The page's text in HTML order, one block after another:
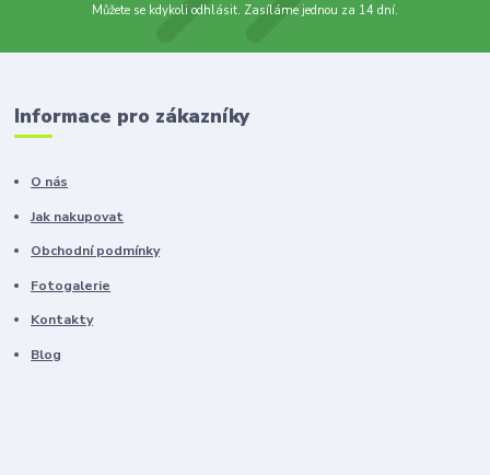
Můžete se kdykoli odhlásit. Zasíláme jednou za 14 dní.
Informace pro zákazníky
O nás
Jak nakupovat
Obchodní podmínky
Fotogalerie
Kontakty
Blog